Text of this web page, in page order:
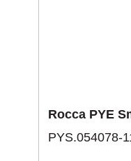
Rocca PYE
PYS.054078-